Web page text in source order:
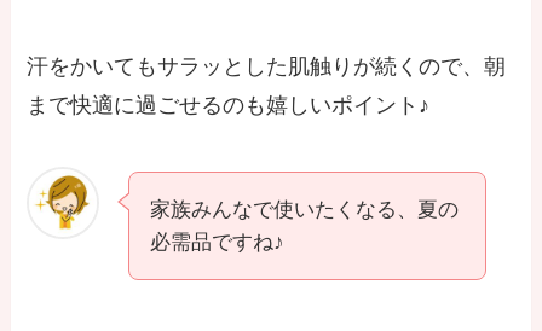
汗をかいてもサラッとした肌触りが続くので、朝
まで快適に過ごせるのも嬉しいポイント♪
家族みんなで使いたくなる、夏の
必需品ですね♪